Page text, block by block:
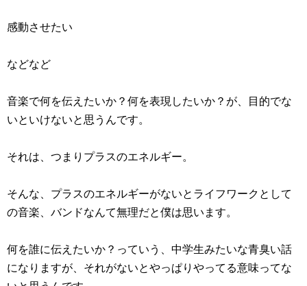
感動させたい
などなど
音楽で何を伝えたいか？何を表現したいか？が、目的でな
いといけないと思うんです。
それは、つまりプラスのエネルギー。
そんな、プラスのエネルギーがないとライフワークとして
の音楽、バンドなんて無理だと僕は思います。
何を誰に伝えたいか？っていう、中学生みたいな青臭い話
になりますが、それがないとやっぱりやってる意味ってな